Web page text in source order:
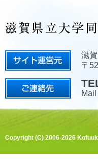
滋
〒
Mail
Copyright (C) 2006-2026